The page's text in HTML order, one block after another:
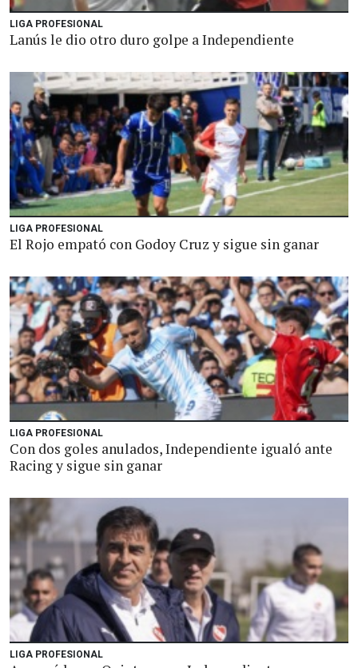
LIGA PROFESIONAL
Lanús le dio otro duro golpe a Independiente
LIGA PROFESIONAL
El Rojo empató con Godoy Cruz y sigue sin ganar
LIGA PROFESIONAL
Con dos goles anulados, Independiente igualó ante
Racing y sigue sin ganar
LIGA PROFESIONAL